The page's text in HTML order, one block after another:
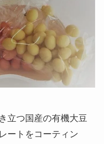
立つ国産の有機大豆
ートをコーティン